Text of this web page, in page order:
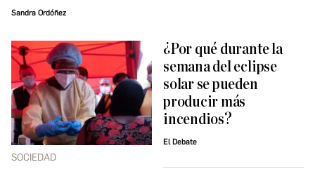
Sandra Ordóñez
SOCIEDAD
¿Por qué durante la
semana del eclipse
solar se pueden
producir más
incendios?
El Debate